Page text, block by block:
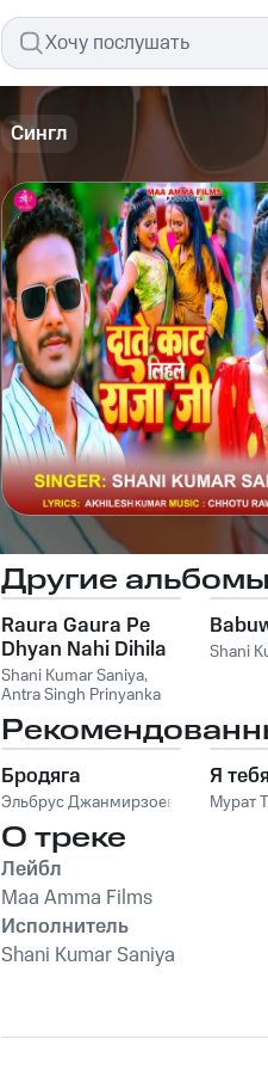
Сингл
Другие
Raura Gaura Pe
Dhyan Nahi Dihila
Ji
Shani Kumar Saniya,
Antra Singh Prinyanka
Shani
Бродяга
Эльбрус Джанмирзоев
Я
Мурат
О треке
Лейбл
Maa Amma Films
Исполнитель
Shani Kumar Saniya